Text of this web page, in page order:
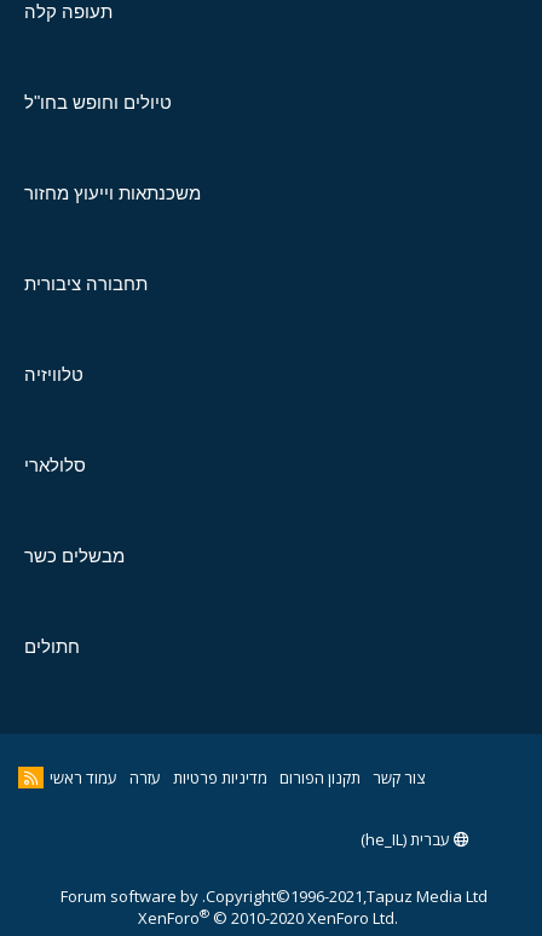
תעופה קלה
טיולים וחופש בחו"ל
משכנתאות וייעוץ מחזור
תחבורה ציבורית
טלוויזיה
סלולארי
מבשלים כשר
חתולים
צור קשר תקנון הפורום מדיניות פרטיות עזרה עמוד ראשי
עברית (he_IL)
Copyright©1996-2021,Tapuz Media Ltd.
Forum software by
XenForo® © 2010-2020 XenForo Ltd.